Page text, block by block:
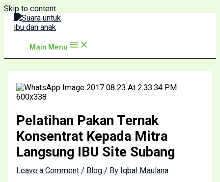
Skip to content
Main Menu
Pelatihan Pakan Ternak
Konsentrat Kepada Mitra
Langsung IBU Site Subang
Leave a Comment / Blog / By Iqbal Maulana